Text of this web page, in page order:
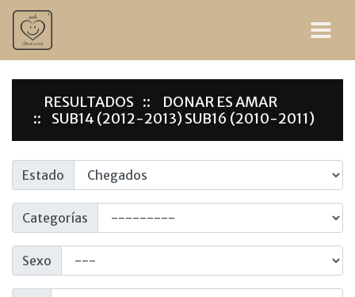
RESULTADOS
DONAR ES AMAR
SUB14 (2012-2013) SUB16 (2010-2011)
Estado
Categorías
Sexo